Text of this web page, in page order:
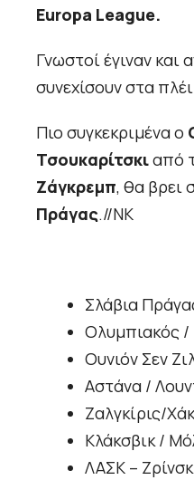
Europa League.
Γνωστοί έγιναν και
συνεχίσουν στα
Πιο συγκεκριμένα ο
Τσουκαρίτσκιαπό
Ζάγκρεμπ, θα βρει
Πράγας.//ΝΚ
Σλάβια
Ολυμπιακός /
Ουνιόν Σεν
Αστάνα /
Ζαλγκίρις/
Κλάκσβικ /
ΛΑΣΚ –